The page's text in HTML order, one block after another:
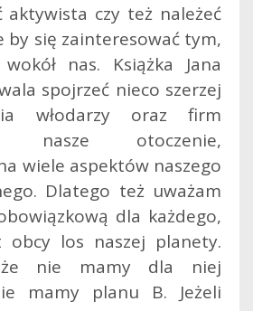
aktywista czy też należeć
by się zainteresować tym,
nas. Książka Jana
spojrzeć nieco szerzej
włodarzy oraz firm
nasze otoczenie,
wiele aspektów naszego
Dlatego też uważam
dla każdego,
los naszej planety.
że nie mamy dla niej
mamy planu B. Jeżeli